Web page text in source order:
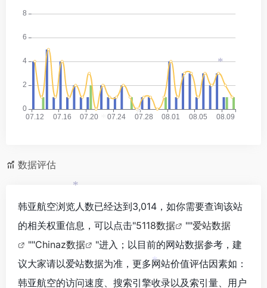
数据评估
韩亚航空浏览人数已经达到3,014，如你需要查询该站
的相关权重信息，可以点击"5118数据 ""爱站数据
""Chinaz数据
"进入；以目前的网站数据参考，建
议大家请以爱站数据为准，更多网站价值评估因素如：
韩亚航空的访问速度、搜索引擎收录以及索引量、用户
*
*